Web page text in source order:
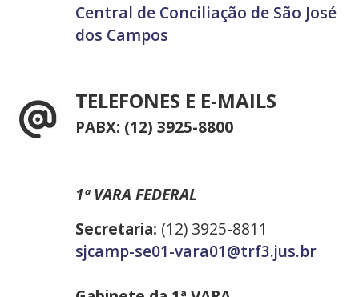
Central de Conciliação de São José
dos Campos
TELEFONES E E-MAILS
PABX: (12) 3925-8800
1ª VARA FEDERAL
Secretaria: (12) 3925-8811
sjcamp-se01-vara01@trf3.jus.br